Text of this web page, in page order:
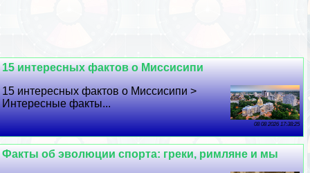
15 интересных фактов о Миссисипи
15 интересных фактов о Миссисипи >
Интересные факты...
08 08 2026 17:38:25
Факты об эволюции спорта: греки, римляне и мы